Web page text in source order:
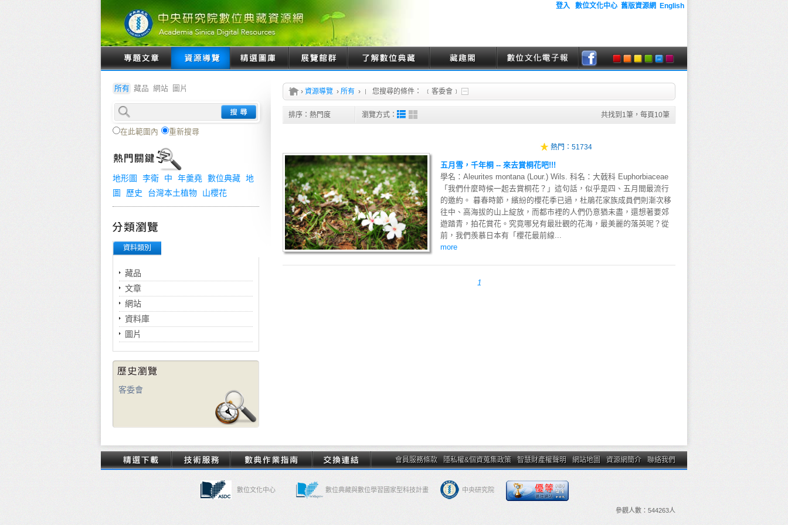
登入 數位文化中心 舊版資源網 English
所有 藏品 網站 圖片
在此範圍內 重新搜尋
地形圖 李衛 中 年羹堯 數位典藏 地
圖
歷史 台灣本土植物 山櫻花
資料類別
藏品
文章
網站
資料庫
圖片
客委會
› 資源導覽 › 所有 › 您搜尋的條件： ﹝客委會﹞
排序： 熱門度 瀏覽方式： 共找到 1筆，每頁 10筆
熱門： 51734
五月雪，千年桐 -- 來去賞桐花吧!!!
學名：Aleurites montana (Lour.) Wils. 科名：大戟科 Euphorbiaceae
「我們什麼時候一起去賞桐花？」這句話，似乎是四、五月間最流行
的邀約。 暮春時節，繽紛的櫻花季已過，杜鵑花家族成員們則漸次移
往中、高海拔的山上綻放，而都市裡的人們仍意猶未盡，還想著要郊
遊踏青，拍花賞花。究竟哪兒有最壯觀的花海，最美麗的落英呢？從
前，我們羨慕日本有「櫻花最前線...
more
1
會員服務條款 隱私權&個資蒐集政策 智慧財產權聲明 網站地圖 資源網簡介 聯絡我們
數位文化中心 數位典藏與數位學習國家型科技計畫 中央研究院
參觀人數： 544263人